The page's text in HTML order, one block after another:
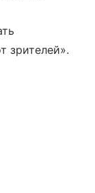
зрителей».